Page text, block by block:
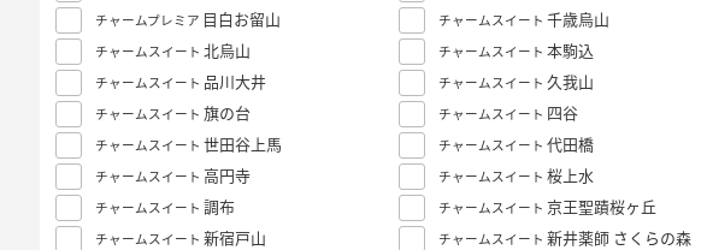
チャームプレミア 目白お留山 チャームスイート 千歳烏山
チャームスイート 北烏山 チャームスイート 本駒込
チャームスイート 品川大井 チャームスイート 久我山
チャームスイート 旗の台 チャームスイート 四谷
チャームスイート 世田谷上馬 チャームスイート 代田橋
チャームスイート 高円寺 チャームスイート 桜上水
チャームスイート 調布 チャームスイート 京王聖蹟桜ヶ丘
チャームスイート 新宿戸山 チャームスイート 新井薬師 さくらの森